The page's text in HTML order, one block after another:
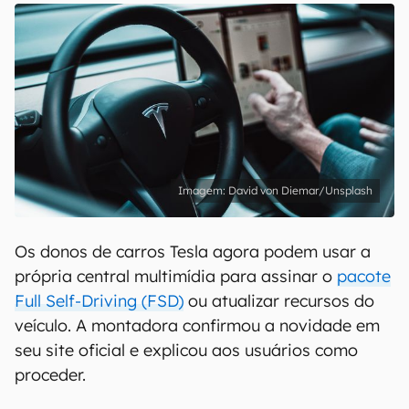
Uso e Política de Privacidade do Canaltech.
David von Diemar/Unsplash
Os donos de carros Tesla agora podem usar a
própria central multimídia para assinar o pacote
Full Self-Driving (FSD) ou atualizar recursos do
veículo. A montadora confirmou a novidade em
seu site oficial e explicou aos usuários como
proceder.